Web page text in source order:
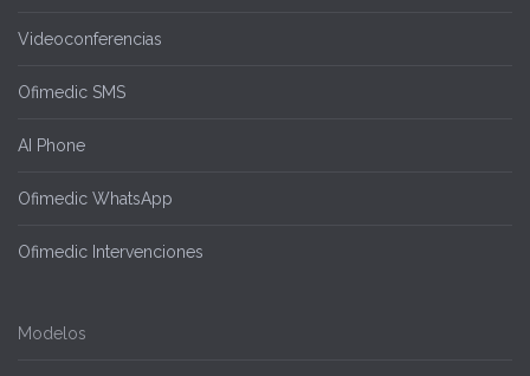
Videoconferencias
Ofimedic SMS
AI Phone
Ofimedic WhatsApp
Ofimedic Intervenciones
Modelos